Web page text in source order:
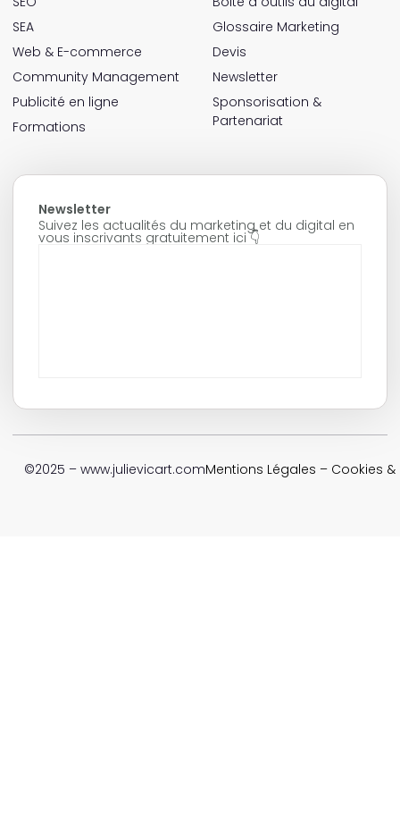
SEA
Web & E-commerce
Community Management
Publicité en ligne
Formations
Glossaire Marketing
Devis
Newsletter
Sponsorisation &
Partenariat
Newsletter
Suivez les actualités du marketing et du digital en
vous inscrivants gratuitement ici 👇
Mentions Légales – Cookies
©2025 – www.julievicart.com